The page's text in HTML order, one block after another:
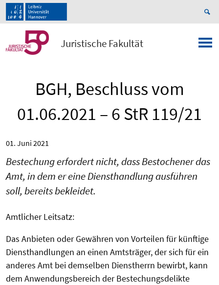
Juristische Fakultät
BGH, Beschluss vom
01.06.2021 – 6 StR 119/21
01. Juni 2021
Bestechung erfordert nicht, dass Bestochener das
Amt, in dem er eine Diensthandlung ausführen
soll, bereits bekleidet.
Amtlicher Leitsatz:
Das Anbieten oder Gewähren von Vorteilen für künftige
Diensthandlungen an einen Amtsträger, der sich für ein
anderes Amt bei demselben Dienstherrn bewirbt, kann
dem Anwendungsbereich der Bestechungsdelikte